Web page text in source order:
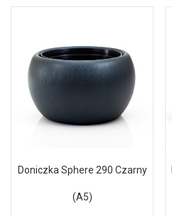
Doniczka Sphere 290 Czarny
(A5)